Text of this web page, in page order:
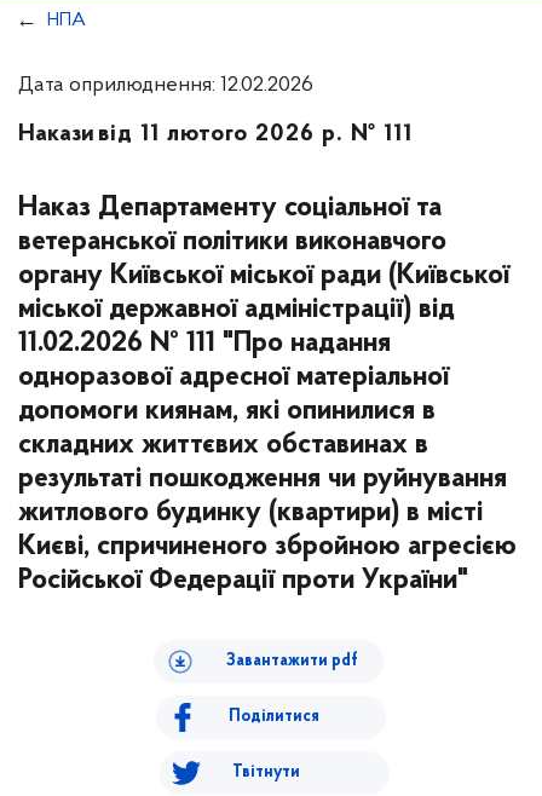
НПА
Дата оприлюднення: 12.02.2026
Накази від 11 лютого 2026 р. № 111
Наказ Департаменту соціальної та
ветеранської політики виконавчого
органу Київської міської ради (Київської
міської державної адміністрації) від
11.02.2026 № 111 "Про надання
одноразової адресної матеріальної
допомоги киянам, які опинилися в
складних життєвих обставинах в
результаті пошкодження чи руйнування
житлового будинку (квартири) в місті
Києві, спричиненого збройною агресією
Російської Федерації проти України"
Завантажити pdf
Поділитися
Твітнути